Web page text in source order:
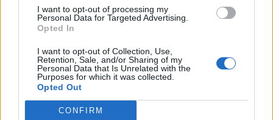
I want to opt-out of processing my
Personal Data for Targeted Advertising.
Opted In
I want to opt-out of Collection, Use,
Retention, Sale, and/or Sharing of my
Personal Data that Is Unrelated with the
Purposes for which it was collected.
Opted Out
CONFIRM
Κάβουρα και του Γιώργου Τζαβέλλα έγινε γνωστή
τον Μάρτιο του 2023. Οι δυο τους, έκτοτε, κάνουν
επιλεκτικές δημόσιες εμφανίσεις και κρατούν
χαμηλούς τόνους στη σχέση τους.